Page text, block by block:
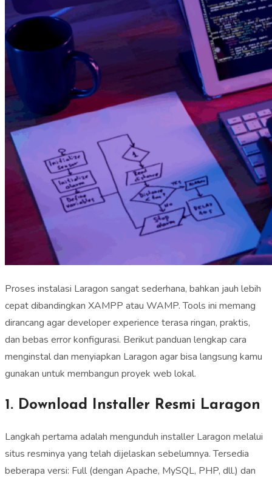
Proses instalasi Laragon sangat sederhana, bahkan jauh lebih
cepat dibandingkan XAMPP atau WAMP. Tools ini memang
dirancang agar developer experience terasa ringan, praktis,
dan bebas error konfigurasi. Berikut panduan lengkap cara
menginstal dan menyiapkan Laragon agar bisa langsung kamu
gunakan untuk membangun proyek web lokal.
1. Download Installer Resmi Laragon
Langkah pertama adalah mengunduh installer Laragon melalui
situs resminya yang telah dijelaskan sebelumnya. Tersedia
beberapa versi: Full (dengan Apache, MySQL, PHP, dll.) dan